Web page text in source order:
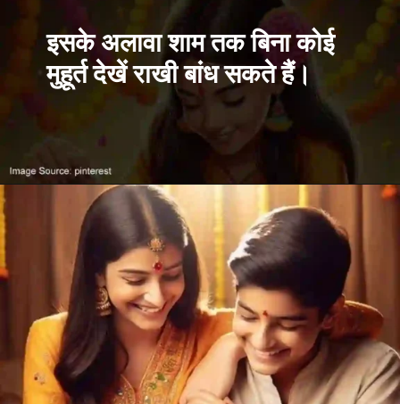
इसके अलावा शाम तक बिना कोई
मुहूर्त देखें राखी बांध सकते हैं।